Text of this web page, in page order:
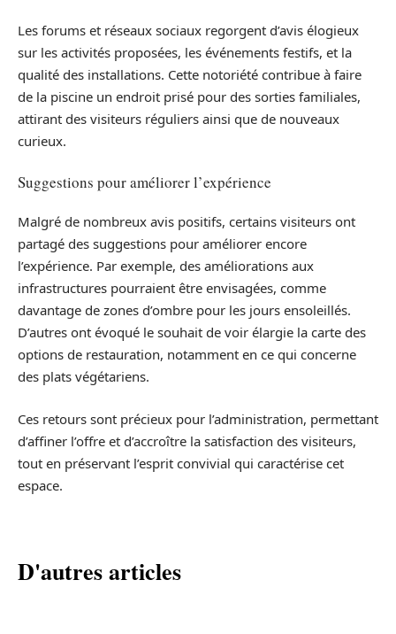
Les forums et réseaux sociaux regorgent d’avis élogieux
sur les activités proposées, les événements festifs, et la
qualité des installations. Cette notoriété contribue à faire
de la piscine un endroit prisé pour des sorties familiales,
attirant des visiteurs réguliers ainsi que de nouveaux
curieux.
Suggestions pour améliorer l’expérience
Malgré de nombreux avis positifs, certains visiteurs ont
partagé des suggestions pour améliorer encore
l’expérience. Par exemple, des améliorations aux
infrastructures pourraient être envisagées, comme
davantage de zones d’ombre pour les jours ensoleillés.
D’autres ont évoqué le souhait de voir élargie la carte des
options de restauration, notamment en ce qui concerne
des plats végétariens.
Ces retours sont précieux pour l’administration, permettant
d’affiner l’offre et d’accroître la satisfaction des visiteurs,
tout en préservant l’esprit convivial qui caractérise cet
espace.
D'autres articles